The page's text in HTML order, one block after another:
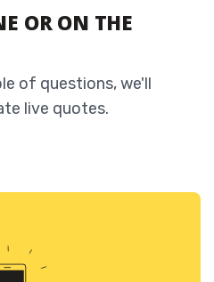
OR ON THE
of questions, we'll
live quotes.